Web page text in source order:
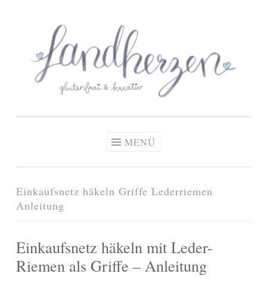
springen
Zöliakie, glutenfreie Ernährung
MENÜ
Einkaufsnetz häkeln Griffe Lederriemen
Anleitung
Einkaufsnetz häkeln mit Leder-
Riemen als Griffe – Anleitung